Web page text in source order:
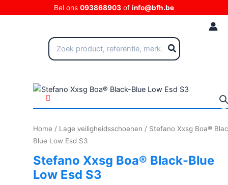
naar
Bel ons 093868903 of info@bfh.be
Zoeken
naar:
Home / Lage veiligheidsschoenen / Stefano Xxsg Boa®
Blue Low Esd S3
Stefano Xxsg Boa® Black-Blue
Low Esd S3